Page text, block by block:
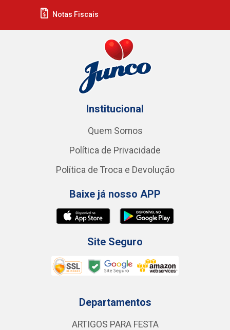
Notas Fiscais
Institucional
Quem Somos
Política de Privacidade
Política de Troca e Devolução
Baixe já nosso APP
Site Seguro
Departamentos
ARTIGOS PARA FESTA